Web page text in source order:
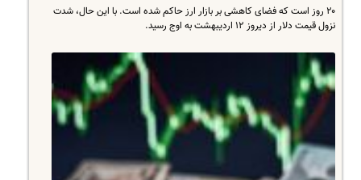
۲۰ روز است که فضای کاهشی بر بازار ارز حاکم شده است. با این حال، شدت
نزول قیمت دلار از دیروز ۱۲ اردیبهشت به اوج رسید.